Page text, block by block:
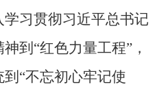
习贯彻习近平总书记
到“红色力量工程”，
“不忘初心牢记使